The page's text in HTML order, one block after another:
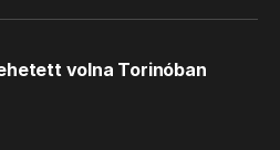
volna Torinóban